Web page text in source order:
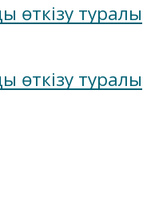
өткізу туралы
өткізу туралы